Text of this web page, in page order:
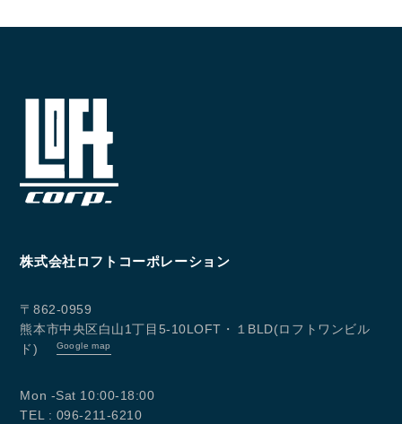
BUY
SELL 物件の売却
株式会社ロフトコーポレーション
〒862-0959
熊本市中央区白山1丁目5-10LOFT・１BLD(ロフトワンビル
ド)
Google map
Mon -Sat 10:00-18:00
TEL : 096-211-6210